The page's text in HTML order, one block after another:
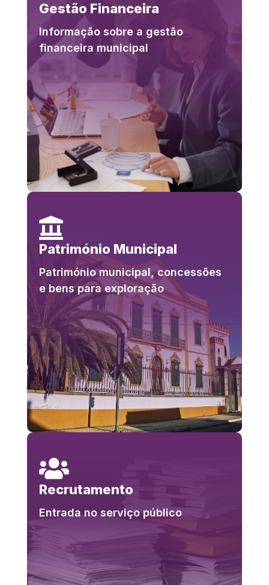
Gestão Financeira
Informação sobre a gestão
financeira municipal

Património Municipal
Património municipal, concessões
e bens para exploração

Recrutamento
Entrada no serviço público